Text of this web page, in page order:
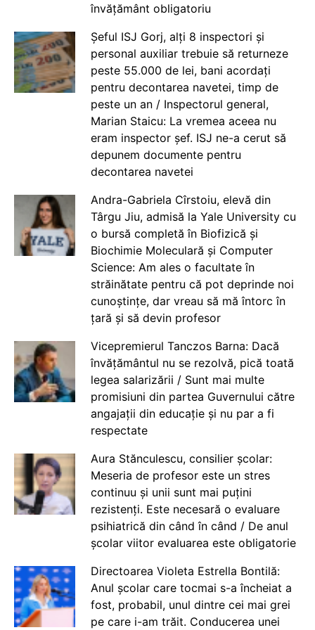
învățământ obligatoriu
Șeful ISJ Gorj, alți 8 inspectori și
personal auxiliar trebuie să returneze
peste 55.000 de lei, bani acordați
pentru decontarea navetei, timp de
peste un an / Inspectorul general,
Marian Staicu: La vremea aceea nu
eram inspector șef. ISJ ne-a cerut să
depunem documente pentru
decontarea navetei
Andra-Gabriela Cîrstoiu, elevă din
Târgu Jiu, admisă la Yale University cu
o bursă completă în Biofizică și
Biochimie Moleculară și Computer
Science: Am ales o facultate în
străinătate pentru că pot deprinde noi
cunoștințe, dar vreau să mă întorc în
țară și să devin profesor
Vicepremierul Tanczos Barna: Dacă
învățământul nu se rezolvă, pică toată
legea salarizării / Sunt mai multe
promisiuni din partea Guvernului către
angajații din educație și nu par a fi
respectate
Aura Stănculescu, consilier școlar:
Meseria de profesor este un stres
continuu și unii sunt mai puțini
rezistenți. Este necesară o evaluare
psihiatrică din când în când / De anul
școlar viitor evaluarea este obligatorie
Directoarea Violeta Estrella Bontilă:
Anul școlar care tocmai s-a încheiat a
fost, probabil, unul dintre cei mai grei
pe care i-am trăit. Conducerea unei